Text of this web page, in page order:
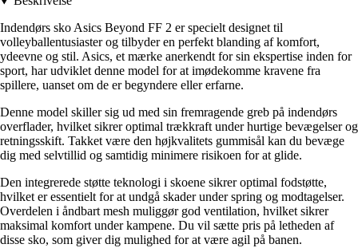
Indendørs sko Asics Beyond FF 2 er specielt designet til
volleyballentusiaster og tilbyder en perfekt blanding af komfort,
ydeevne og stil. Asics, et mærke anerkendt for sin ekspertise inden for
sport, har udviklet denne model for at imødekomme kravene fra
spillere, uanset om de er begyndere eller erfarne.
Denne model skiller sig ud med sin fremragende greb på indendørs
overflader, hvilket sikrer optimal trækkraft under hurtige bevægelser og
retningsskift. Takket være den højkvalitets gummisål kan du bevæge
dig med selvtillid og samtidig minimere risikoen for at glide.
Den integrerede støtte teknologi i skoene sikrer optimal fodstøtte,
hvilket er essentielt for at undgå skader under spring og modtagelser.
Overdelen i åndbart mesh muliggør god ventilation, hvilket sikrer
maksimal komfort under kampene. Du vil sætte pris på letheden af
disse sko, som giver dig mulighed for at være agil på banen.